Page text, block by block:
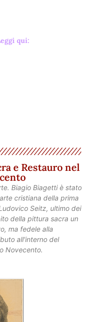
qui:
e Restauro nel
Biagio Biagetti è stato
cristiana della prima
Seitz, ultimo dei
della pittura sacra un
ma fedele alla
all'interno del
Novecento.